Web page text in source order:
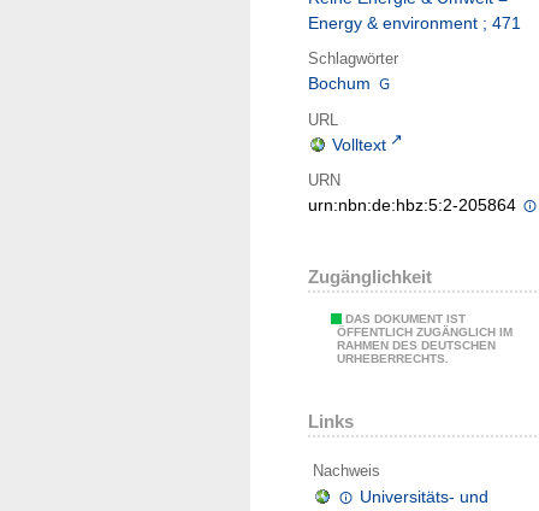
Energy & environment ; 471
Schlagwörter
Bochum
URL
Volltext
URN
urn:nbn:de:hbz:5:2-205864
Zugänglichkeit
DAS DOKUMENT IST
ÖFFENTLICH ZUGÄNGLICH IM
RAHMEN DES DEUTSCHEN
URHEBERRECHTS.
Links
Nachweis
Universitäts- und